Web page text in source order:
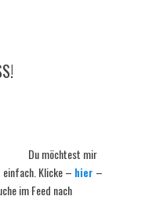
Du möchtest mir
Klicke – hier –
im Feed nach